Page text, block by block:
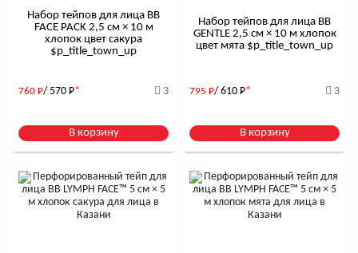
Набор тейпов для лица BB
FACE PACK 2,5 см × 10 м
хлопок цвет сакура
$р_title_town_up
760 Р/ 570 Р* 3
В корзину
Набор тейпов для лица BB
GENTLE 2,5 см × 10 м хлопок
цвет мята $р_title_town_up
795 Р/ 610 Р* 3
В корзину